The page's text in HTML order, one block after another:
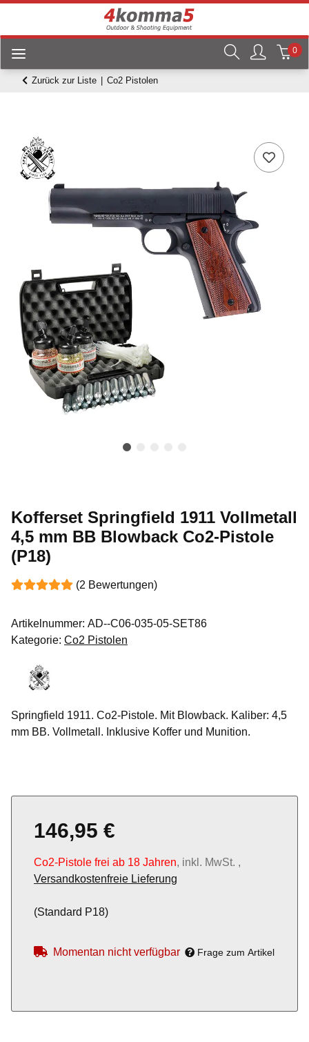
0
Zurück zur Liste Co2 Pistolen
Kofferset Springfield 1911 Vollmetall
4,5 mm BB Blowback Co2-Pistole
(P18)
(2 Bewertungen)
Artikelnummer: AD--C06-035-05-SET86
Kategorie: Co2 Pistolen
Springfield 1911. Co2-Pistole. Mit Blowback. Kaliber: 4,5
mm BB. Vollmetall. Inklusive Koffer und Munition.
146,95 €
Co2-Pistole frei ab 18 Jahren, inkl. MwSt. ,
Versandkostenfreie Lieferung
(Standard P18)
Momentan nicht verfügbar Frage zum Artikel